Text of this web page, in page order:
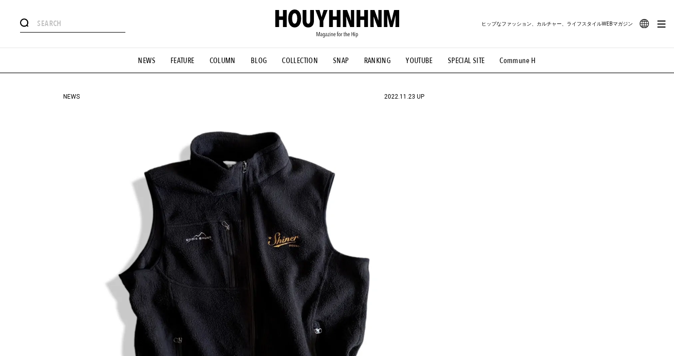
NEWS FEATURE COLUMN BLOG COLLECTION SNAP RANKING YOUTUBE SPECIAL SITE Commune H
ヒップなファッション、カルチャー、ライフスタイルWEBマガジン
#憧れの逸品 #ESSENTIAL DESIGNS #古着サミット #NEW VINTAGE #マイナーグッド図鑑 #路地裏てぃーん。 #MONTHLY JOURNAL
#GH 銘品の所以 #フイナムのYouTube #Commune H #FOCUS IT #AH.H #ととけん #FASHION #MUSIC #MOVIE #LIFESTYLE #SNEAKER #OUTDOOR
#HANDSOME HANDBOOK
NEWS 2022.11.23 UP